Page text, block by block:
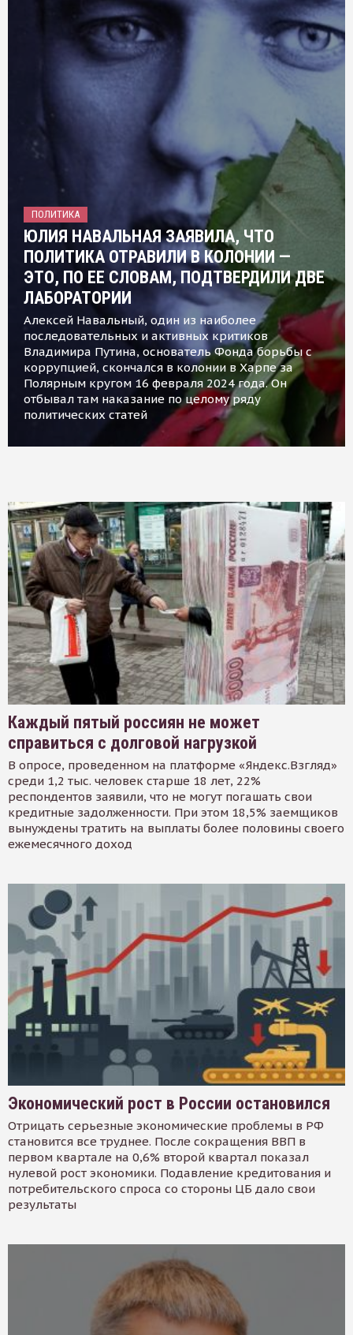
ПОЛИТИКА
ЮЛИЯ НАВАЛЬНАЯ ЗАЯВИЛА, ЧТО
ПОЛИТИКА ОТРАВИЛИ В КОЛОНИИ —
ЭТО, ПО ЕЕ СЛОВАМ, ПОДТВЕРДИЛИ ДВЕ
ЛАБОРАТОРИИ
Алексей Навальный, один из наиболее
последовательных и активных критиков
Владимира Путина, основатель Фонда борьбы с
коррупцией, скончался в колонии в Харпе за
Полярным кругом 16 февраля 2024 года. Он
отбывал там наказание по целому ряду
политических статей
Каждый пятый россиян не может
справиться с долговой нагрузкой
В опросе, проведенном на платформе «Яндекс.Взгляд»
среди 1,2 тыс. человек старше 18 лет, 22%
респондентов заявили, что не могут погашать свои
кредитные задолженности. При этом 18,5% заемщиков
вынуждены тратить на выплаты более половины своего
ежемесячного доход
Экономический рост в России остановился
Отрицать серьезные экономические проблемы в РФ
становится все труднее. После сокращения ВВП в
первом квартале на 0,6% второй квартал показал
нулевой рост экономики. Подавление кредитования и
потребительского спроса со стороны ЦБ дало свои
результаты